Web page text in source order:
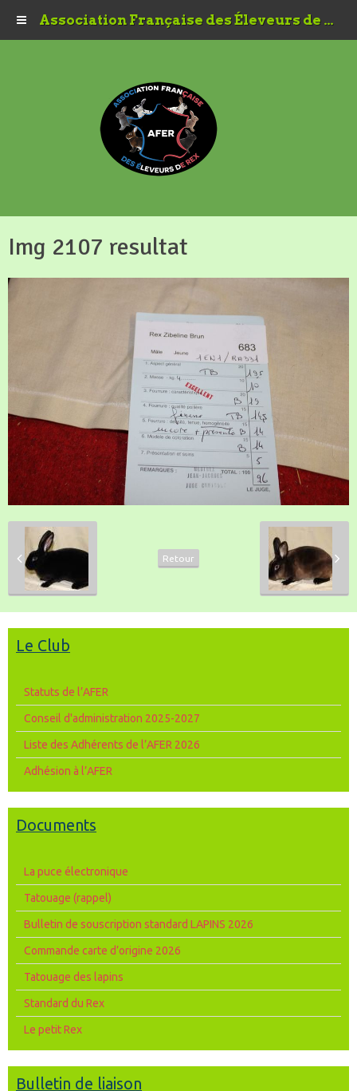
Association Française des Éleveurs de Rex
Img 2107 resultat
Retour
Le Club
Statuts de l’AFER
Conseil d'administration 2025-2027
Liste des Adhérents de l’AFER 2026
Adhésion à l’AFER
Documents
La puce électronique
Tatouage (rappel)
Bulletin de souscription standard LAPINS 2026
Commande carte d’origine 2026
Tatouage des lapins
Standard du Rex
Le petit Rex
Bulletin de liaison